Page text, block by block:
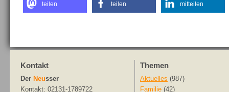
teilen teilen mitteilen
Kontakt
Der Neusser
Kontakt: 02131-1789722
Themen
Aktuelles (987)
Familie (42)